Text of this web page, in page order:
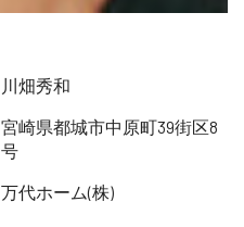
川畑秀和
宮崎県都城市中原町39街区8
号
万代ホーム(株)